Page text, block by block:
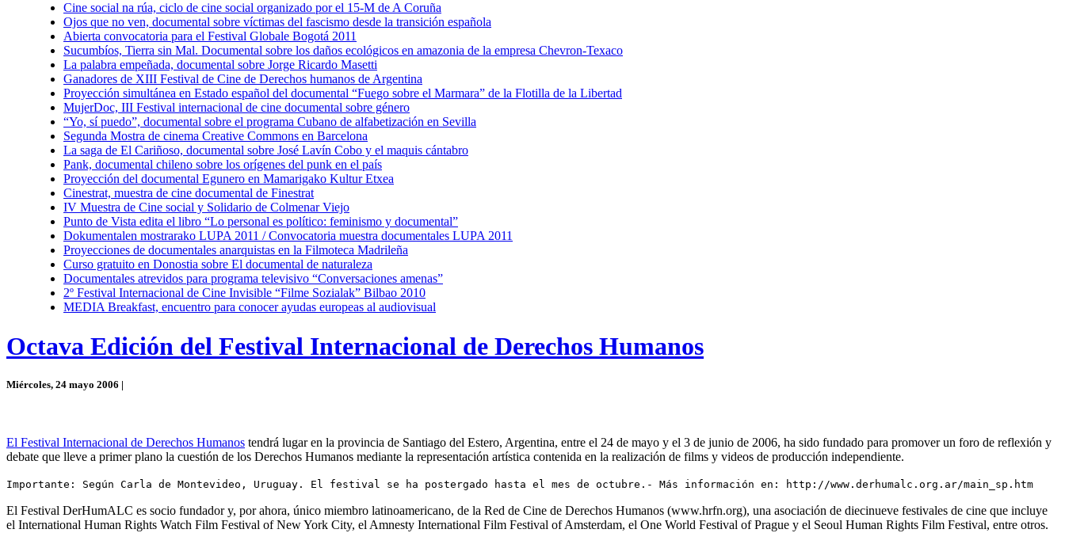
Cine social na rúa, ciclo de cine social organizado por el 15-M de A Coruña
Ojos que no ven, documental sobre víctimas del fascismo desde la transición española
Abierta convocatoria para el Festival Globale Bogotá 2011
Sucumbíos, Tierra sin Mal. Documental sobre los daños ecológicos en amazonia de la empresa Chevron-Texaco
La palabra empeñada, documental sobre Jorge Ricardo Masetti
Ganadores de XIII Festival de Cine de Derechos humanos de Argentina
Proyección simultánea en Estado español del documental “Fuego sobre el Marmara” de la Flotilla de la Libertad
MujerDoc, III Festival internacional de cine documental sobre género
“Yo, sí puedo”, documental sobre el programa Cubano de alfabetización en Sevilla
Segunda Mostra de cinema Creative Commons en Barcelona
La saga de El Cariñoso, documental sobre José Lavín Cobo y el maquis cántabro
Pank, documental chileno sobre los orígenes del punk en el país
Proyección del documental Egunero en Mamarigako Kultur Etxea
Cinestrat, muestra de cine documental de Finestrat
IV Muestra de Cine social y Solidario de Colmenar Viejo
Punto de Vista edita el libro “Lo personal es político: feminismo y documental”
Dokumentalen mostrarako LUPA 2011 / Convocatoria muestra documentales LUPA 2011
Proyecciones de documentales anarquistas en la Filmoteca Madrileña
Curso gratuito en Donostia sobre El documental de naturaleza
Documentales atrevidos para programa televisivo “Conversaciones amenas”
2º Festival Internacional de Cine Invisible “Filme Sozialak” Bilbao 2010
MEDIA Breakfast, encuentro para conocer ayudas europeas al audiovisual
Octava Edición del Festival Internacional de Derechos Humanos
Miércoles, 24 mayo 2006 |
El Festival Internacional de Derechos Humanos tendrá lugar en la provincia de Santiago del Estero, Argentina, entre el 24 de mayo y el 3 de junio de 2006, ha sido fundado para promover un foro de reflexión y
debate que lleve a primer plano la cuestión de los Derechos Humanos mediante la representación artí­stica contenida en la realización de films y videos de producción independiente.
Importante: Según Carla de Montevideo, Uruguay. El festival se ha postergado hasta el mes de octubre.- Más información en: http://www.derhumalc.org.ar/main_sp.htm
El Festival DerHumALC es socio fundador y, por ahora, único miembro latinoamericano, de la Red de Cine de Derechos Humanos (www.hrfn.org), una asociación de diecinueve festivales de cine que incluye
el International Human Rights Watch Film Festival of New York City, el Amnesty International Film Festival of Amsterdam, el One World Festival of Prague y el Seoul Human Rights Film Festival, entre otros.